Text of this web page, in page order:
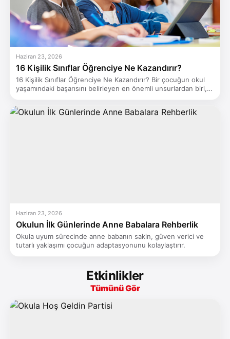
Haziran 23, 2026
16 Kişilik Sınıflar Öğrenciye Ne Kazandırır?
16 Kişilik Sınıflar Öğrenciye Ne Kazandırır? Bir çocuğun okul
yaşamındaki başarısını belirleyen en önemli unsurlardan biri,…
Haziran 23, 2026
Okulun İlk Günlerinde Anne Babalara Rehberlik
Okula uyum sürecinde anne babanın sakin, güven verici ve
tutarlı yaklaşımı çocuğun adaptasyonunu kolaylaştırır.
Etkinlikler
Tümünü Gör